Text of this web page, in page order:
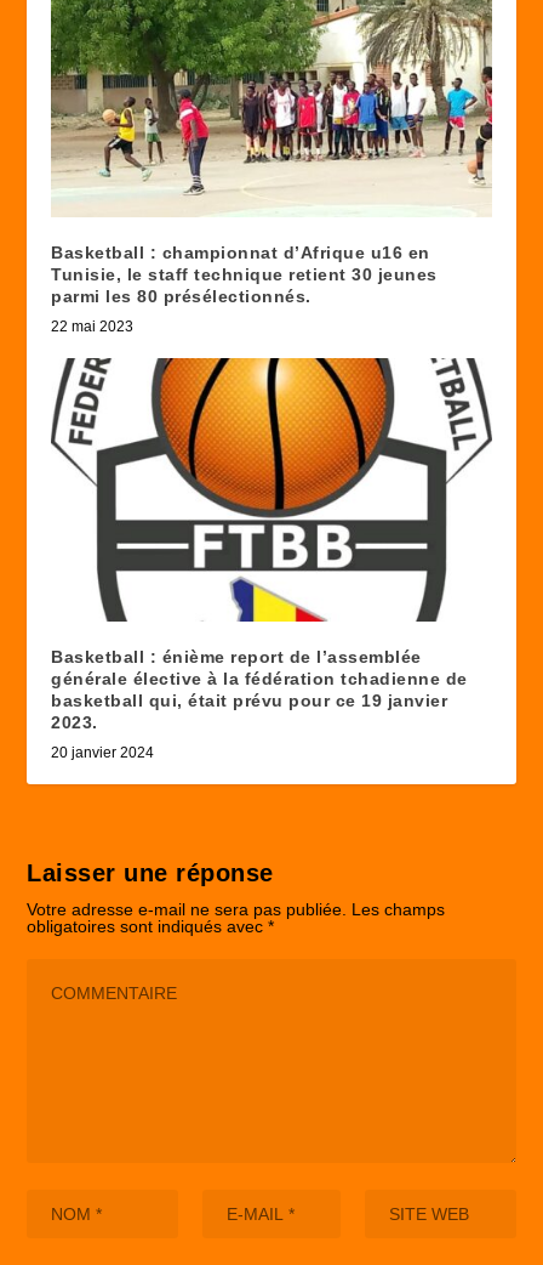
Basketball : championnat d’Afrique u16 en
Tunisie, le staff technique retient 30 jeunes
parmi les 80 présélectionnés.
22 mai 2023
Basketball : énième report de l’assemblée
générale élective à la fédération tchadienne de
basketball qui, était prévu pour ce 19 janvier
2023.
20 janvier 2024
Laisser une réponse
Votre adresse e-mail ne sera pas publiée. Les champs
obligatoires sont indiqués avec*